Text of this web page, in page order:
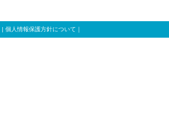
| 個人情報保護方針について ｜